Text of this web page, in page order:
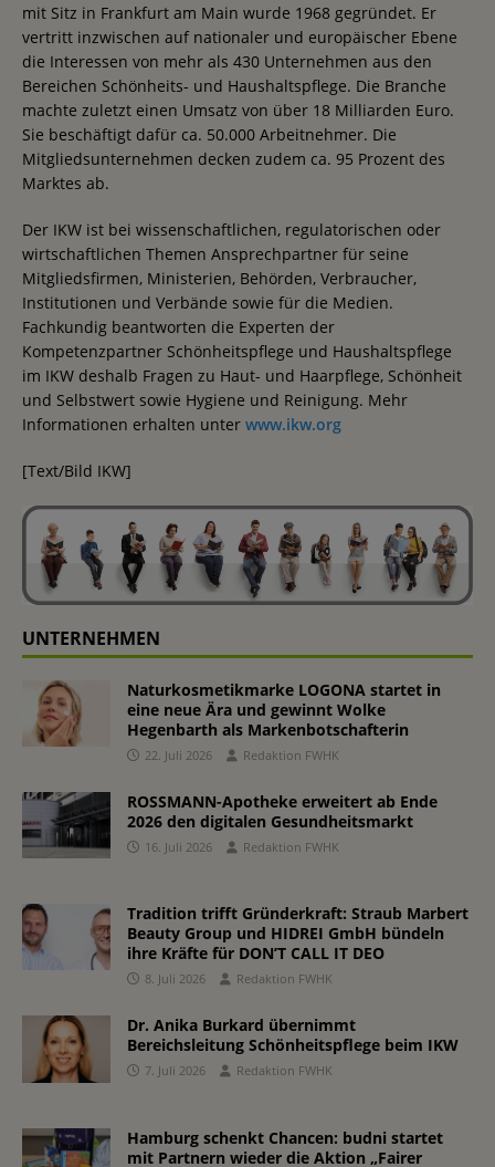
mit Sitz in Frankfurt am Main wurde 1968 gegründet. Er
vertritt inzwischen auf nationaler und europäischer Ebene
die Interessen von mehr als 430 Unternehmen aus den
Bereichen Schönheits- und Haushaltspflege. Die Branche
machte zuletzt einen Umsatz von über 18 Milliarden Euro.
Sie beschäftigt dafür ca. 50.000 Arbeitnehmer. Die
Mitgliedsunternehmen decken zudem ca. 95 Prozent des
Marktes ab.
Der IKW ist bei wissenschaftlichen, regulatorischen oder
wirtschaftlichen Themen Ansprechpartner für seine
Mitgliedsfirmen, Ministerien, Behörden, Verbraucher,
Institutionen und Verbände sowie für die Medien.
Fachkundig beantworten die Experten der
Kompetenzpartner Schönheitspflege und Haushaltspflege
im IKW deshalb Fragen zu Haut- und Haarpflege, Schönheit
und Selbstwert sowie Hygiene und Reinigung. Mehr
Informationen erhalten unter www.ikw.org
[Text/Bild IKW]
UNTERNEHMEN
Naturkosmetikmarke LOGONA startet in
eine neue Ära und gewinnt Wolke
Hegenbarth als Markenbotschafterin
22. Juli 2026 Redaktion FWHK
ROSSMANN-Apotheke erweitert ab Ende
2026 den digitalen Gesundheitsmarkt
16. Juli 2026 Redaktion FWHK
Tradition trifft Gründerkraft: Straub Marbert
Beauty Group und HIDREI GmbH bündeln
ihre Kräfte für DON’T CALL IT DEO
8. Juli 2026 Redaktion FWHK
Dr. Anika Burkard übernimmt
Bereichsleitung Schönheitspflege beim IKW
7. Juli 2026 Redaktion FWHK
Hamburg schenkt Chancen: budni startet
mit Partnern wieder die Aktion „Fairer